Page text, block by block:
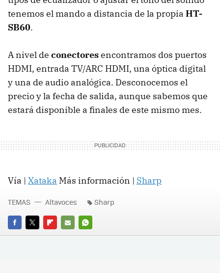
tenemos el mando a distancia de la propia HT-
SB60.
A nivel de conectoresencontramos dos puertos
HDMI, entrada TV/ARC HDMI, una óptica digital
y una de audio analógica. Desconocemos el
precio y la fecha de salida, aunque sabemos que
estará disponible a finales de este mismo mes.
Vía | Xataka Más información | Sharp
FACEBOOK
TWITTERFLIPBOARD
E-
WHATSAPP
TEMAS Altavoces Sharp